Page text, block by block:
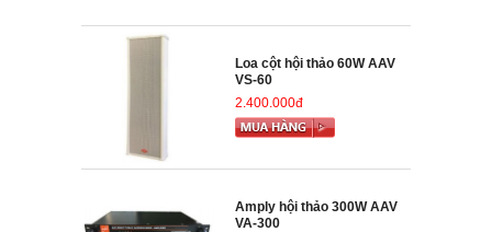
Loa cột hội thảo 60W AAV
VS-60
2.400.000đ
Amply hội thảo 300W AAV
VA-300